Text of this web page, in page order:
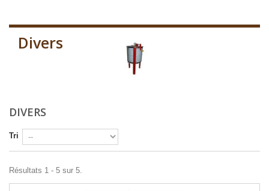
Divers
DIVERS
Tri
Résultats 1 - 5 sur 5.